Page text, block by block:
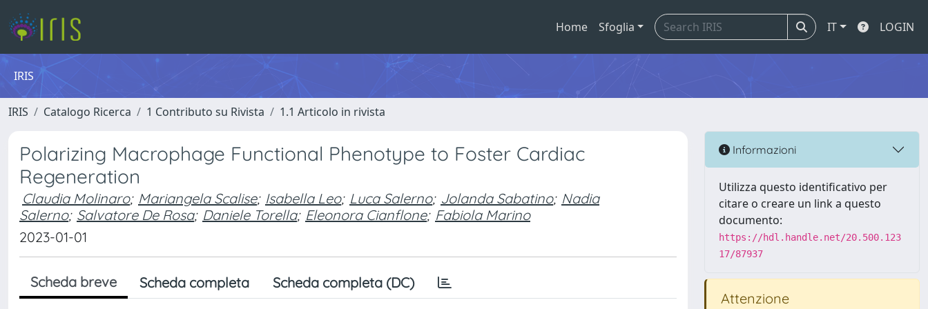
Home Sfoglia IT LOGIN
IRIS
IRIS Catalogo Ricerca 1 Contributo su Rivista 1.1 Articolo in rivista
Polarizing Macrophage Functional Phenotype to Foster Cardiac
Regeneration
Claudia Molinaro; Mariangela Scalise; Isabella Leo; Luca Salerno; Jolanda Sabatino; Nadia
Salerno; Salvatore De Rosa; Daniele Torella; Eleonora Cianflone; Fabiola Marino
2023-01-01
Scheda breve Scheda completa Scheda completa (DC)
Informazioni
Utilizza questo identificativo per
citare o creare un link a questo
documento:
https://hdl.handle.net/20.500.123
17/87937
Attenzione